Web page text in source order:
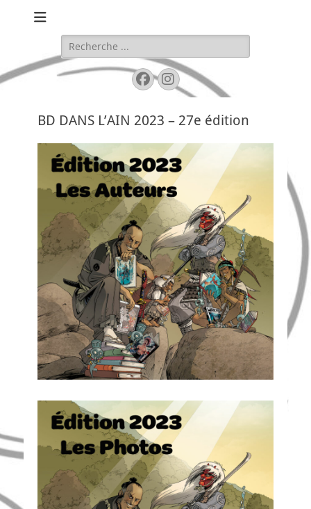
Rechercher :
Facebook
Instagram
BD DANS L’AIN 2023 – 27e édition